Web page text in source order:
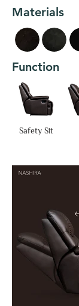
Materials
Function
Safety Sit